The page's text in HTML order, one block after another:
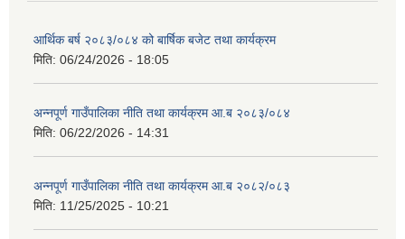
आर्थिक बर्ष २०८३/०८४ को बार्षिक बजेट तथा कार्यक्रम
मिति: 06/24/2026 - 18:05
अन्नपूर्ण गाउँपालिका नीति तथा कार्यक्रम आ.ब २०८३/०८४
मिति: 06/22/2026 - 14:31
अन्नपूर्ण गाउँपालिका नीति तथा कार्यक्रम आ.ब २०८२/०८३
मिति: 11/25/2025 - 10:21